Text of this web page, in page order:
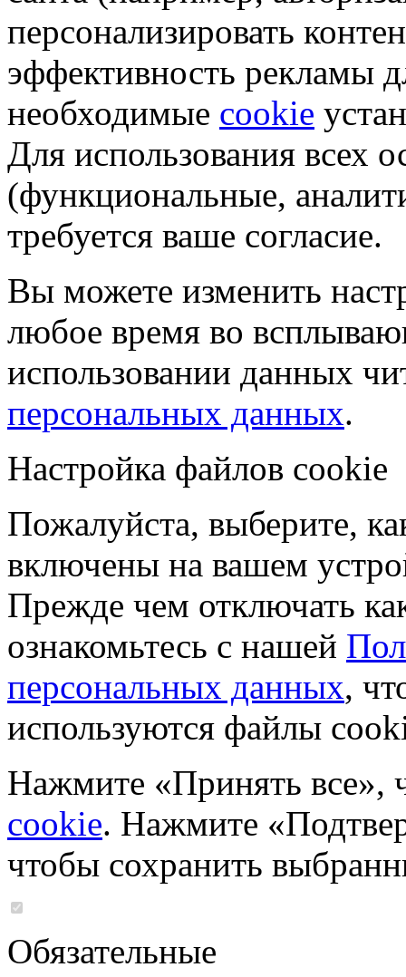
персонализировать
эффективность рекламы
необходимые cookie
Для использования всех
(функциональные,
требуется ваше согласие.
Вы можете изменить
любое время во
использовании данных
персональных данных.
Настройка файлов cookie
Пожалуйста, выберите,
включены на вашем
Прежде чем отключать
ознакомьтесь с нашей
персональных данных,
используются файлы
Нажмите «Принять все»,
cookie. Нажмите
чтобы сохранить
Обязательные